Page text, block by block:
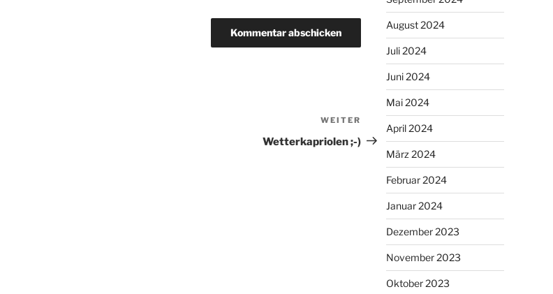
Nächster
Beitrag
WEITER
Wetterkapriolen ;-)
August 2024
Juli 2024
Juni 2024
Mai 2024
April 2024
März 2024
Februar 2024
Januar 2024
Dezember 2023
November 2023
Oktober 2023